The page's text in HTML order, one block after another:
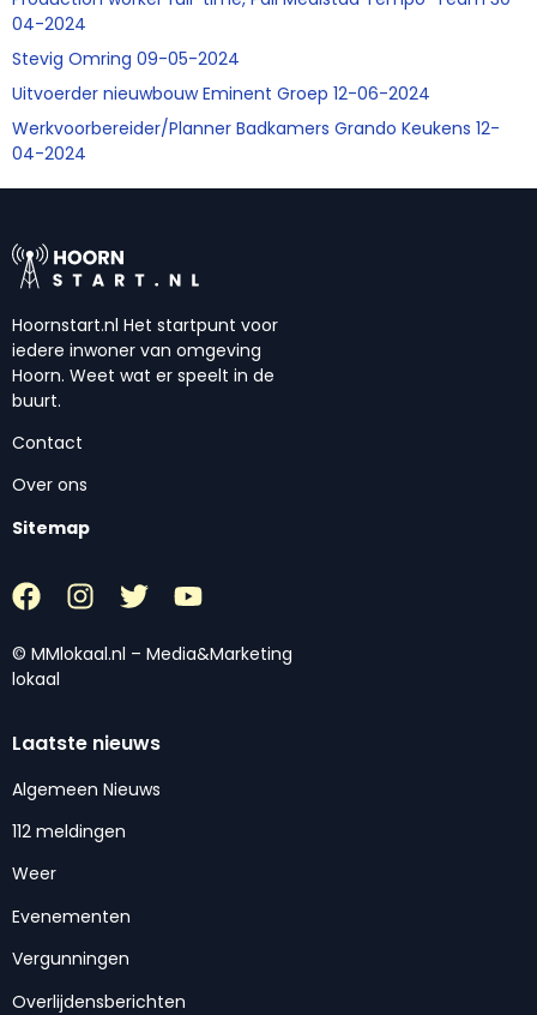
04-2024
Stevig Omring 09-05-2024
Uitvoerder nieuwbouw Eminent Groep 12-06-2024
Werkvoorbereider/Planner Badkamers Grando Keukens 12-
04-2024
Hoornstart.nl Het startpunt voor
iedere inwoner van omgeving
Hoorn. Weet wat er speelt in de
buurt.
Contact
Over ons
Sitemap
© MMlokaal.nl – Media&Marketing
lokaal
Laatste nieuws
Algemeen Nieuws
112 meldingen
Weer
Evenementen
Vergunningen
Overlijdensberichten